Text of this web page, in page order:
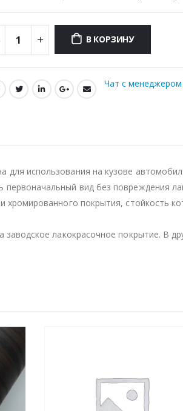
В КОРЗИНУ
Чат с менеджером
для использования на кузове
вид без повреждения
хромированного покрытия, стойкость
лакокрасочное покрытие. В